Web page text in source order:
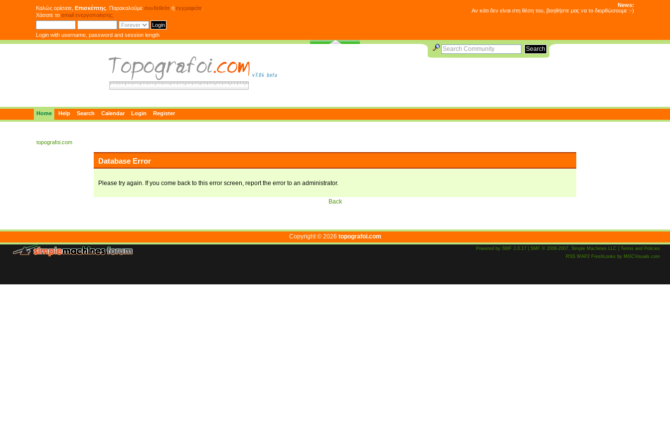
Καλώς ορίσατε,Επισκέπτης . Παρακαλούμεσυνδεθείτε ήεγγραφείτε
Χάσατε τοemail ενεργοποίησης;
Login with username, password and session length
News:
Αν κάτι δεν είναι στη θέση του, βοηθήστε μας να το διορθώσουμε :-)
Home Help Search Calendar Login Register
topografoi.com
Database Error
Please try again. If you come back to this error screen, report the error to an administrator.
Back
Copyright © 2026 topografoi.com
Powered by SMF 2.0.17 SMF © 2006-2007, Simple Machines LLC
Terms and Policies
RSS WAP2 FreshLooks by MGCVisuals.com